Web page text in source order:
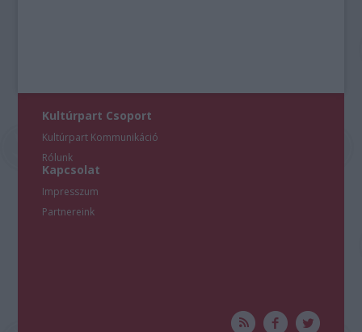
Kultúrpart Csoport
Kultúrpart Kommunikáció
Rólunk
Kapcsolat
Impresszum
Partnereink